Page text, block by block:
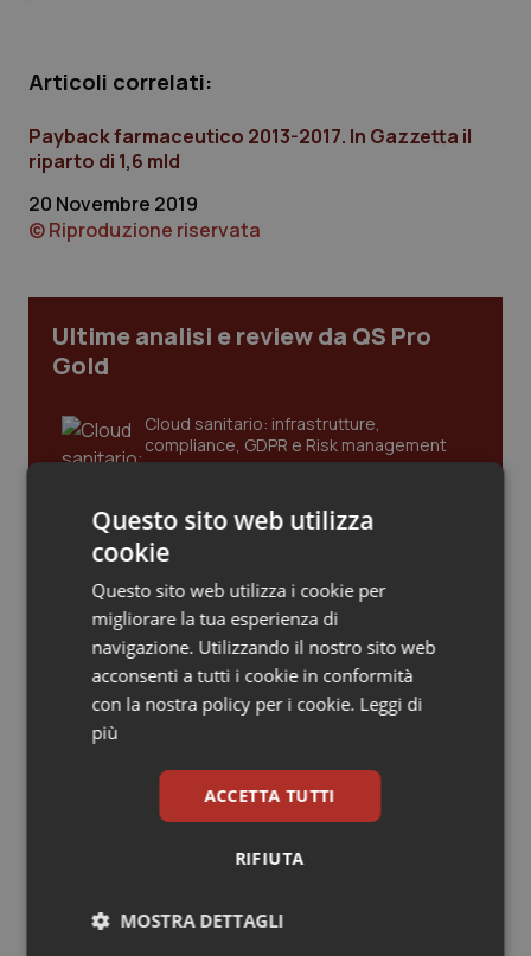
Friuli Venezia Giulia
Lazio
Liguria
Marche
Piemonte
Provincia Autonoma di Bolzano
Provincia Autonoma di Trento
Puglia
Sardegna
Dermatite Atopica
Diabete & glucometri
Disturbi dell’umore
Donna & Salute
HIV
Infezioni & Febbre
Ipertensione & Scompenso
Malattie rare
Malattia di Crohn & Rettocolite Ulcerosa
Neuroscienze & patologie neurodegenerative
Articoli correlati:
Payback farmaceutico 2013-2017. In Gazzetta il
riparto di 1,6 mld
20 Novembre 2019
© Riproduzione riservata
Ultime analisi e review da QS Pro
Gold
Cloud sanitario: infrastrutture,
compliance, GDPR e Risk management
Gestione dell'Ipertensione resistente:
dalle Linee Guida alle terapie innovative
Leadership Infermieristica 2026: nuovi
modelli di responsabilità e autonomia
Leadership Medica 2026: guidare team
clinici ad alte prestazioni
uso protetto
Questo sito web utilizza
cookie
Questo sito web utilizza i cookie per
migliorare la tua esperienza di
navigazione. Utilizzando il nostro sito web
acconsenti a tutti i cookie in conformità
con la nostra policy per i cookie. Leggi di
più
ACCETTA TUTTI
RIFIUTA
MOSTRA DETTAGLI